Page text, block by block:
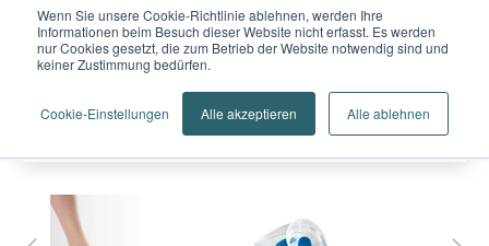
Wenn Sie unsere Cookie-Richtlinie ablehnen, werden Ihre
Informationen beim Besuch dieser Website nicht erfasst. Es werden
nur Cookies gesetzt, die zum Betrieb der Website notwendig sind und
keiner Zustimmung bedürfen.
Cookie-Einstellungen Alle akzeptieren Alle ablehnen